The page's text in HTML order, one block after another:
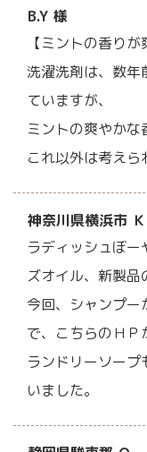
B.Y 様
【ミントの香りが
洗濯洗剤は、数年
ていますが、
ミントの爽やかな
これ以外は考えら
神奈川県横浜市
ラディッシュぼ
ズオイル、新製品
今回、シャンプー
で、こちらのＨＰ
ランドリーソー
いました。